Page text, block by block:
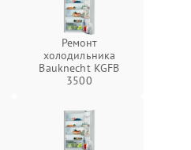
Ремонт
холодильника
Bauknecht KGFB
3500